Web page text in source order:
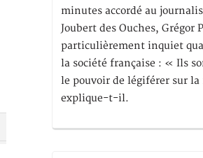
minutes accordé au
Joubert des Ouches, Grégor
particulièrement inquiet
la société française : « Ils
le pouvoir de légiférer sur
explique-t-il.